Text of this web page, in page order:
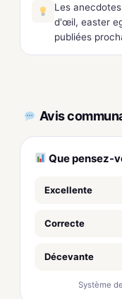
Les
d'œil, easter
publiées
Avis
Que pensez-
Excellente
Correcte
Décevante
Système